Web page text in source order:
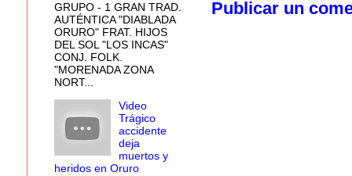
Publicar un
GRUPO - 1 GRAN TRAD.
AUTÉNTICA "DIABLADA
ORURO" FRAT. HIJOS
DEL SOL "LOS INCAS"
CONJ. FOLK.
"MORENADA ZONA
NORT...
Video
Trágico
accidente
deja
muertos y
heridos en Oruro